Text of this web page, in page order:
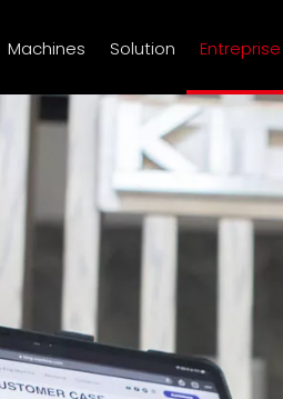
Machines Solution Entreprise